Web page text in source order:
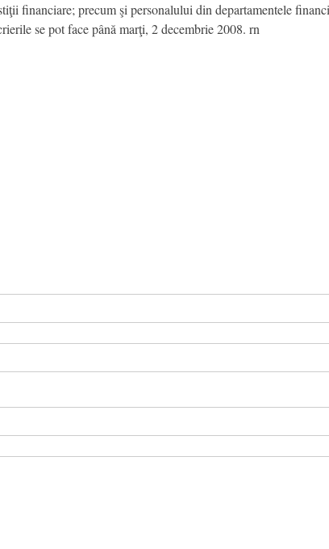
financiare; precum şi personalului din departamentele
se pot face până marţi, 2 decembrie 2008. rn